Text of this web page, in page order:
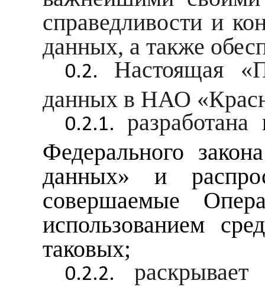
справедливости и
данных, а также
Настоящая
данных в НАО
разработана
Федерального
данных» и
совершаемые
использованием
таковых;